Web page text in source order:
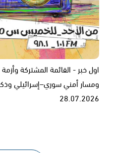
اول خبر - القائمة المشتركة
ومسار أمني سوري–إسرائيلي
28.07.2026